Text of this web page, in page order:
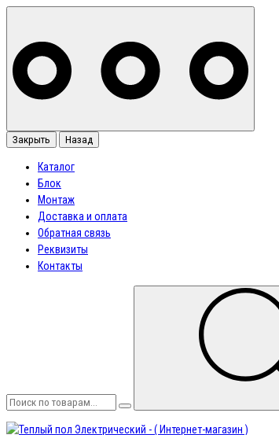
Закрыть Назад
Каталог
Блок
Монтаж
Доставка и оплата
Обратная связь
Реквизиты
Контакты